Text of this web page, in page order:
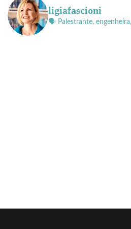
ligiafascioni
🗣 Palestrante,